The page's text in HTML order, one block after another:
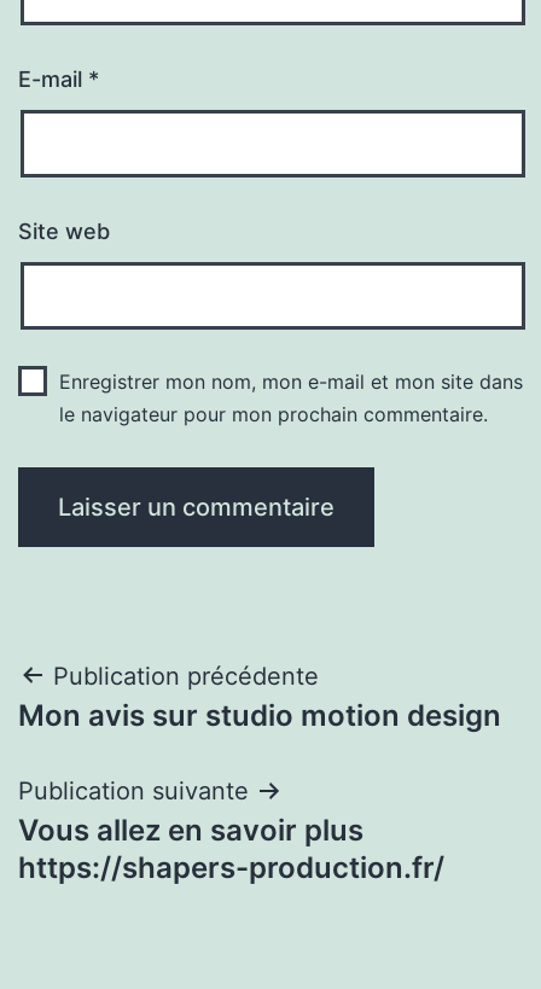
E-mail *
Site web
Enregistrer mon nom, mon e-mail et mon site dans
le navigateur pour mon prochain commentaire.
Navigation
de
l’article
Publication précédente
Mon avis sur studio motion design
Publication suivante
Vous allez en savoir plus
https://shapers-production.fr/